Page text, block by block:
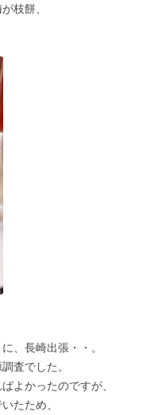
枝餅、
、長崎出張・・。
査でした。
よかったのですが、
たため、